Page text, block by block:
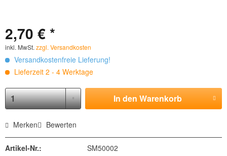
2,70 € *
inkl. MwSt. zzgl. Versandkosten
Versandkostenfreie Lieferung!
Lieferzeit 2 - 4 Werktage
In denWarenkorb
Merken Bewerten
Artikel-Nr.: SM50002